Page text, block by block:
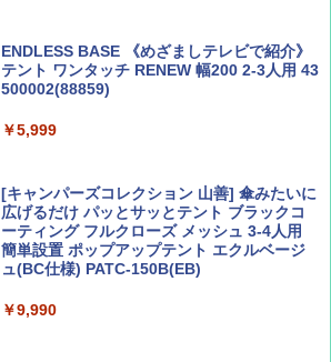
AIRLINE（エアライン）2026年9月号【特
集】ボーイング110周年を祝して！
￥1,760
A26 地球の歩き方 チェコ ポーランド スロヴ
ァキア 2026～2027 地球の歩き方A ヨーロッ
ENDLESS BASE 《めざましテレビで紹介》
テント ワンタッチ RENEW 幅200 2-3人用 43
500002(88859)
￥5,999
[キャンパーズコレクション 山善] 傘みたいに
広げるだけ パッとサッとテント ブラックコ
ーティング フルクローズ メッシュ 3-4人用
簡単設置 ポップアップテント エクルベージ
ュ(BC仕様) PATC-150B(EB)
￥9,990